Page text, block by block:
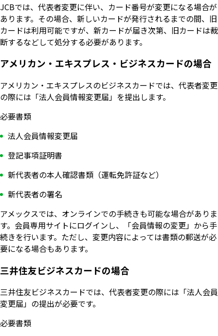
JCBでは、代表者変更に伴い、カード番号が変更になる場合が
あります。その場合、新しいカードが発行されるまでの間、旧
カードは利用可能ですが、新カードが届き次第、旧カードは裁
断するなどして処分する必要があります。
アメリカン・エキスプレス・ビジネスカードの場合
アメリカン・エキスプレスのビジネスカードでは、代表者変更
の際には「法人会員情報変更届」を提出します。
必要書類
法人会員情報変更届
登記事項証明書
新代表者の本人確認書類（運転免許証など）
新代表者の署名
アメックスでは、オンラインでの手続きも可能な場合がありま
す。会員専用サイトにログインし、「会員情報の変更」から手
続きを行います。ただし、変更内容によっては書類の郵送が必
要になる場合もあります。
三井住友ビジネスカードの場合
三井住友ビジネスカードでは、代表者変更の際には「法人会員
変更届」の提出が必要です。
必要書類